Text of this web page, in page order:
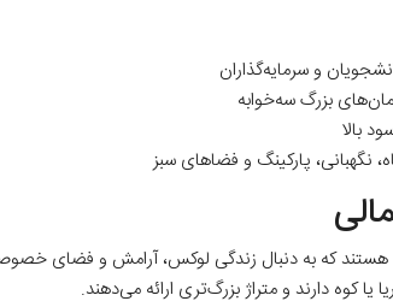
و سرمایه‌گذاران
بزرگ سه‌خوابه
بالا
نگهبانی، پارکینگ و فضاهای سبز
هستند که به دنبال زندگی لوکس، آرامش و فضای
یا کوه دارند و متراژ بزرگ‌تری ارائه می‌دهند.